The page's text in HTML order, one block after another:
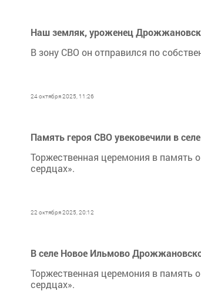
Наш земляк, уроженец
В зону СВО он отправился по
24 октября 2025, 11:26
Память героя СВО увековечили в
Торжественная церемония в память
сердцах».
22 октября 2025, 20:12
В селе Новое Ильмово
Торжественная церемония в память
сердцах».